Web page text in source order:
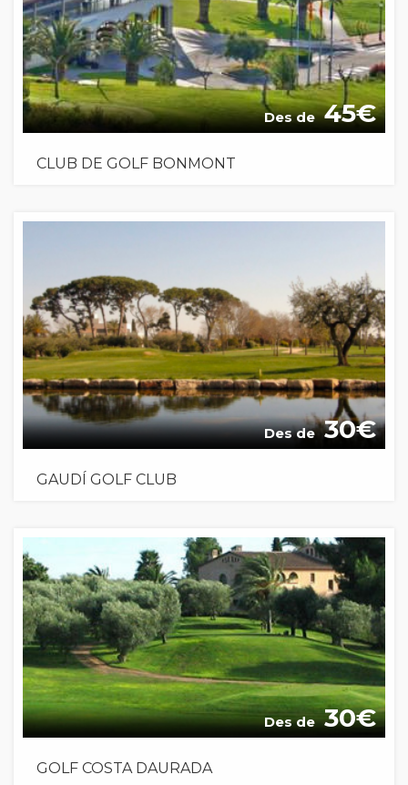
Des de 45
CLUB DE GOLF BONMONT
Des de 30
GAUDÍ GOLF CLUB
Des de 30
GOLF COSTA DAURADA